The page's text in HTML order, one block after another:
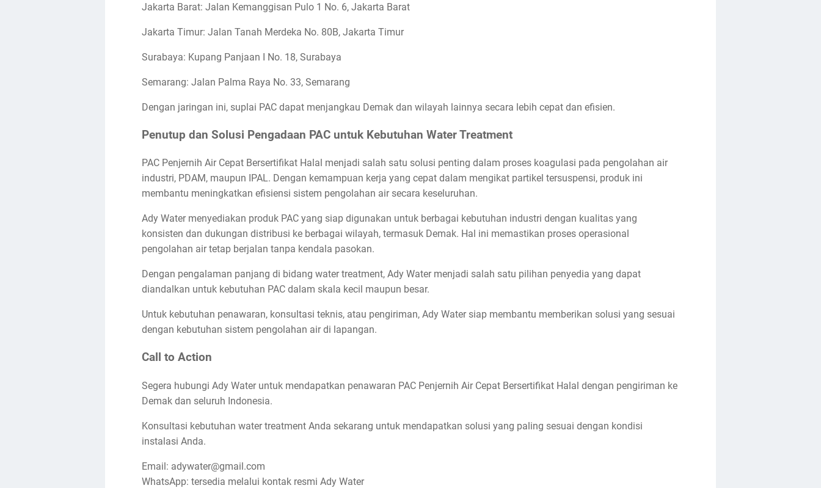
Jakarta Barat: Jalan Kemanggisan Pulo 1 No. 6, Jakarta Barat
Jakarta Timur: Jalan Tanah Merdeka No. 80B, Jakarta Timur
Surabaya: Kupang Panjaan I No. 18, Surabaya
Semarang: Jalan Palma Raya No. 33, Semarang
Dengan jaringan ini, suplai PAC dapat menjangkau Demak dan wilayah lainnya secara lebih cepat dan efisien.
Penutup dan Solusi Pengadaan PAC untuk Kebutuhan Water Treatment
PAC Penjernih Air Cepat Bersertifikat Halal menjadi salah satu solusi penting dalam proses koagulasi pada pengolahan air
industri, PDAM, maupun IPAL. Dengan kemampuan kerja yang cepat dalam mengikat partikel tersuspensi, produk ini
membantu meningkatkan efisiensi sistem pengolahan air secara keseluruhan.
Ady Water menyediakan produk PAC yang siap digunakan untuk berbagai kebutuhan industri dengan kualitas yang
konsisten dan dukungan distribusi ke berbagai wilayah, termasuk Demak. Hal ini memastikan proses operasional
pengolahan air tetap berjalan tanpa kendala pasokan.
Dengan pengalaman panjang di bidang water treatment, Ady Water menjadi salah satu pilihan penyedia yang dapat
diandalkan untuk kebutuhan PAC dalam skala kecil maupun besar.
Untuk kebutuhan penawaran, konsultasi teknis, atau pengiriman, Ady Water siap membantu memberikan solusi yang sesuai
dengan kebutuhan sistem pengolahan air di lapangan.
Call to Action
Segera hubungi Ady Water untuk mendapatkan penawaran PAC Penjernih Air Cepat Bersertifikat Halal dengan pengiriman ke
Demak dan seluruh Indonesia.
Konsultasi kebutuhan water treatment Anda sekarang untuk mendapatkan solusi yang paling sesuai dengan kondisi
instalasi Anda.
Email: adywater@gmail.com
WhatsApp: tersedia melalui kontak resmi Ady Water